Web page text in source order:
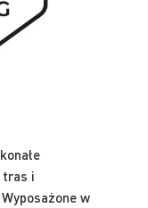
tras i
w